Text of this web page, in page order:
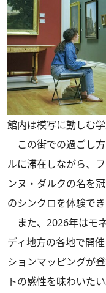
館内は模写に勤しむ学
この街での過ごし
ルに滞在しながら、
ンヌ・ダルクの名を
のシンクロを体験でき
また、2026年はモ
ディ地方の各地で開
ションマッピングが
トの感性を味わいたい